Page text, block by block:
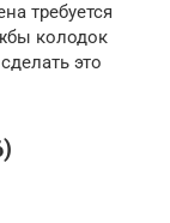
требуется
колодок
это